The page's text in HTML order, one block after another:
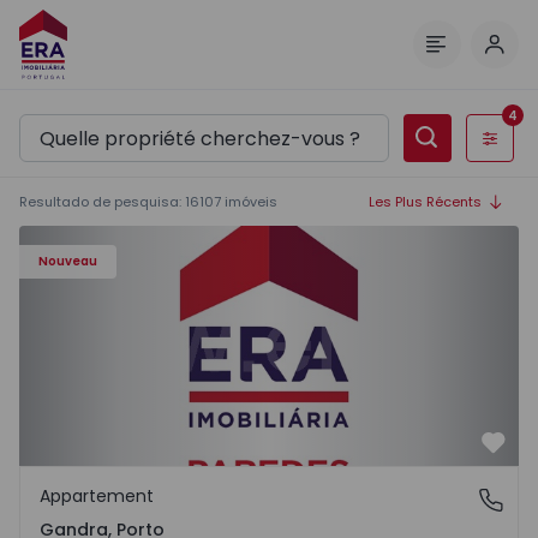
Filtres
4
Resultado de pesquisa: 16107 imóveis Les Plus Récents
Nouveau
Appartement T0 Paredes, Gandra - 1575265 - 1
Gandra, Porto
Appartement
Gandra, Porto